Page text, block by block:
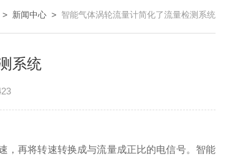
> 新闻中心 > 智能气体涡轮流量计简化了流量检测系统
系统
，再将转速转换成与流量成正比的电信号。智能